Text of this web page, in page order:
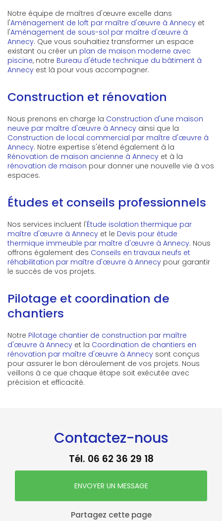
Notre équipe de maîtres d'œuvre excelle dans
l'Aménagement de loft par maître d'œuvre à Annecy et
l'Aménagement de sous-sol par maître d'œuvre à
Annecy. Que vous souhaitiez transformer un espace
existant ou créer un plan de maison moderne avec
piscine, notre Bureau d'étude technique du bâtiment à
Annecy est là pour vous accompagner.
Construction et rénovation
Nous prenons en charge la Construction d'une maison
neuve par maître d'œuvre à Annecy ainsi que la
Construction de local commercial par maître d'œuvre à
Annecy. Notre expertise s'étend également à la
Rénovation de maison ancienne à Annecy et à la
rénovation de maison pour donner une nouvelle vie à vos
espaces.
Études et conseils professionnels
Nos services incluent l'Étude isolation thermique par
maître d'œuvre à Annecy et le Devis pour étude
thermique immeuble par maître d'œuvre à Annecy. Nous
offrons également des Conseils en travaux neufs et
réhabilitation par maître d'œuvre à Annecy pour garantir
le succès de vos projets.
Pilotage et coordination de
chantiers
Notre Pilotage chantier de construction par maître
d'œuvre à Annecy et la Coordination de chantiers en
rénovation par maître d'œuvre à Annecy sont conçus
pour assurer le bon déroulement de vos projets. Nous
veillons à ce que chaque étape soit exécutée avec
précision et efficacité.
Contactez-nous
Tél. 06 62 36 29 18
ENVOYER UN MESSAGE
Partagez cette page